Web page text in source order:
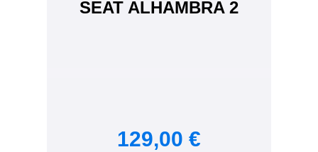
SEAT ALHAMBRA 2
129,00 €